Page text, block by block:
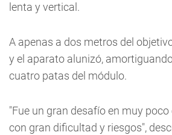
lenta y vertical.
A apenas a dos metros del
y el aparato alunizó,
cuatro patas del módulo.
"Fue un gran desafío en muy
con gran dificultad y riesgos",